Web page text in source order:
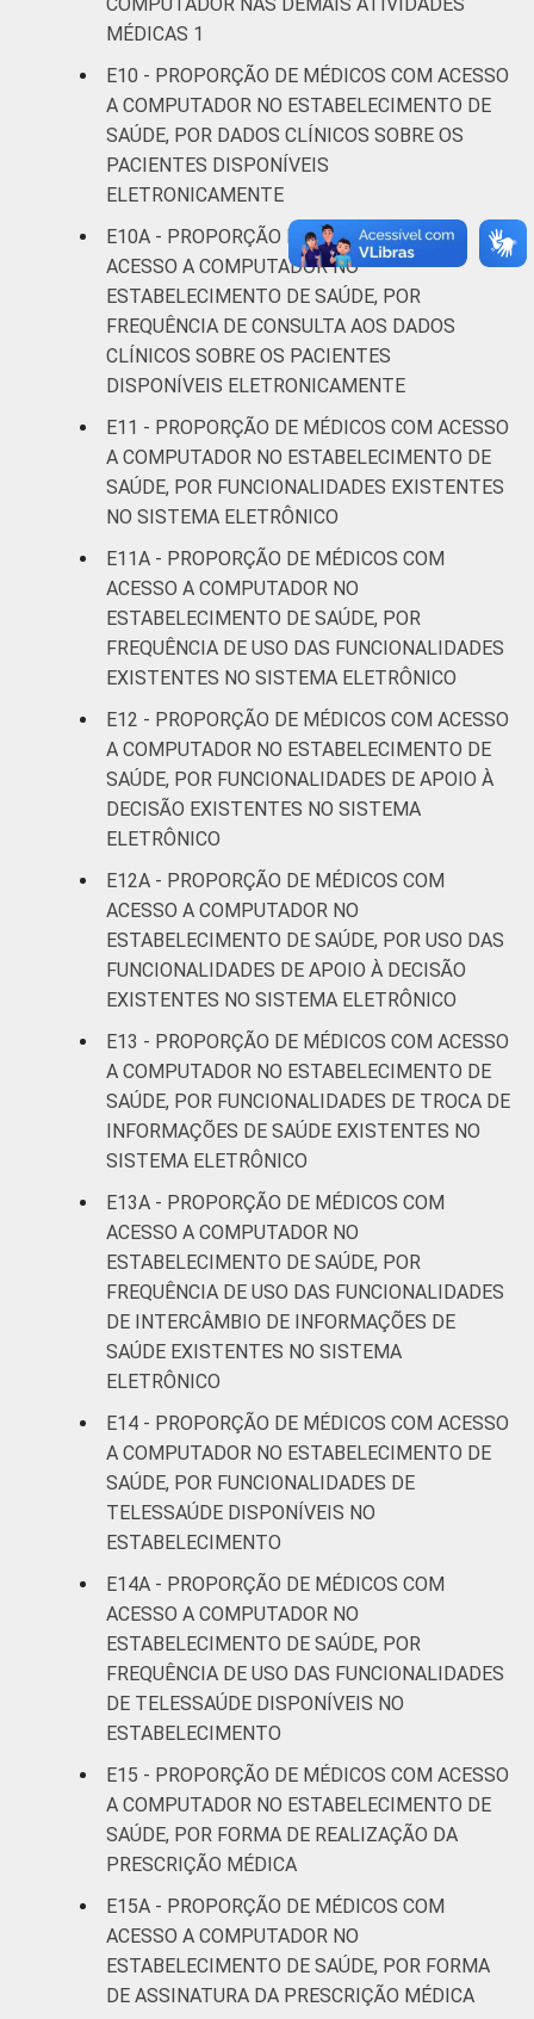
MÉDICAS 1
E10 - PROPORÇÃO DE MÉDICOS COM ACESSO
A COMPUTADOR NO ESTABELECIMENTO DE
SAÚDE, POR DADOS CLÍNICOS SOBRE OS
PACIENTES DISPONÍVEIS
ELETRONICAMENTE
E10A - PROPORÇÃO DE MÉDICOS COM
ACESSO A COMPUTADOR NO
ESTABELECIMENTO DE SAÚDE, POR
FREQUÊNCIA DE CONSULTA AOS DADOS
CLÍNICOS SOBRE OS PACIENTES
DISPONÍVEIS ELETRONICAMENTE
E11 - PROPORÇÃO DE MÉDICOS COM ACESSO
A COMPUTADOR NO ESTABELECIMENTO DE
SAÚDE, POR FUNCIONALIDADES EXISTENTES
NO SISTEMA ELETRÔNICO
E11A - PROPORÇÃO DE MÉDICOS COM
ACESSO A COMPUTADOR NO
ESTABELECIMENTO DE SAÚDE, POR
FREQUÊNCIA DE USO DAS FUNCIONALIDADES
EXISTENTES NO SISTEMA ELETRÔNICO
E12 - PROPORÇÃO DE MÉDICOS COM ACESSO
A COMPUTADOR NO ESTABELECIMENTO DE
SAÚDE, POR FUNCIONALIDADES DE APOIO À
DECISÃO EXISTENTES NO SISTEMA
ELETRÔNICO
E12A - PROPORÇÃO DE MÉDICOS COM
ACESSO A COMPUTADOR NO
ESTABELECIMENTO DE SAÚDE, POR USO DAS
FUNCIONALIDADES DE APOIO À DECISÃO
EXISTENTES NO SISTEMA ELETRÔNICO
E13 - PROPORÇÃO DE MÉDICOS COM ACESSO
A COMPUTADOR NO ESTABELECIMENTO DE
SAÚDE, POR FUNCIONALIDADES DE TROCA DE
INFORMAÇÕES DE SAÚDE EXISTENTES NO
SISTEMA ELETRÔNICO
E13A - PROPORÇÃO DE MÉDICOS COM
ACESSO A COMPUTADOR NO
ESTABELECIMENTO DE SAÚDE, POR
FREQUÊNCIA DE USO DAS FUNCIONALIDADES
DE INTERCÂMBIO DE INFORMAÇÕES DE
SAÚDE EXISTENTES NO SISTEMA
ELETRÔNICO
E14 - PROPORÇÃO DE MÉDICOS COM ACESSO
A COMPUTADOR NO ESTABELECIMENTO DE
SAÚDE, POR FUNCIONALIDADES DE
TELESSAÚDE DISPONÍVEIS NO
ESTABELECIMENTO
E14A - PROPORÇÃO DE MÉDICOS COM
ACESSO A COMPUTADOR NO
ESTABELECIMENTO DE SAÚDE, POR
FREQUÊNCIA DE USO DAS FUNCIONALIDADES
DE TELESSAÚDE DISPONÍVEIS NO
ESTABELECIMENTO
E15 - PROPORÇÃO DE MÉDICOS COM ACESSO
A COMPUTADOR NO ESTABELECIMENTO DE
SAÚDE, POR FORMA DE REALIZAÇÃO DA
PRESCRIÇÃO MÉDICA
E15A - PROPORÇÃO DE MÉDICOS COM
ACESSO A COMPUTADOR NO
ESTABELECIMENTO DE SAÚDE, POR FORMA
DE ASSINATURA DA PRESCRIÇÃO MÉDICA